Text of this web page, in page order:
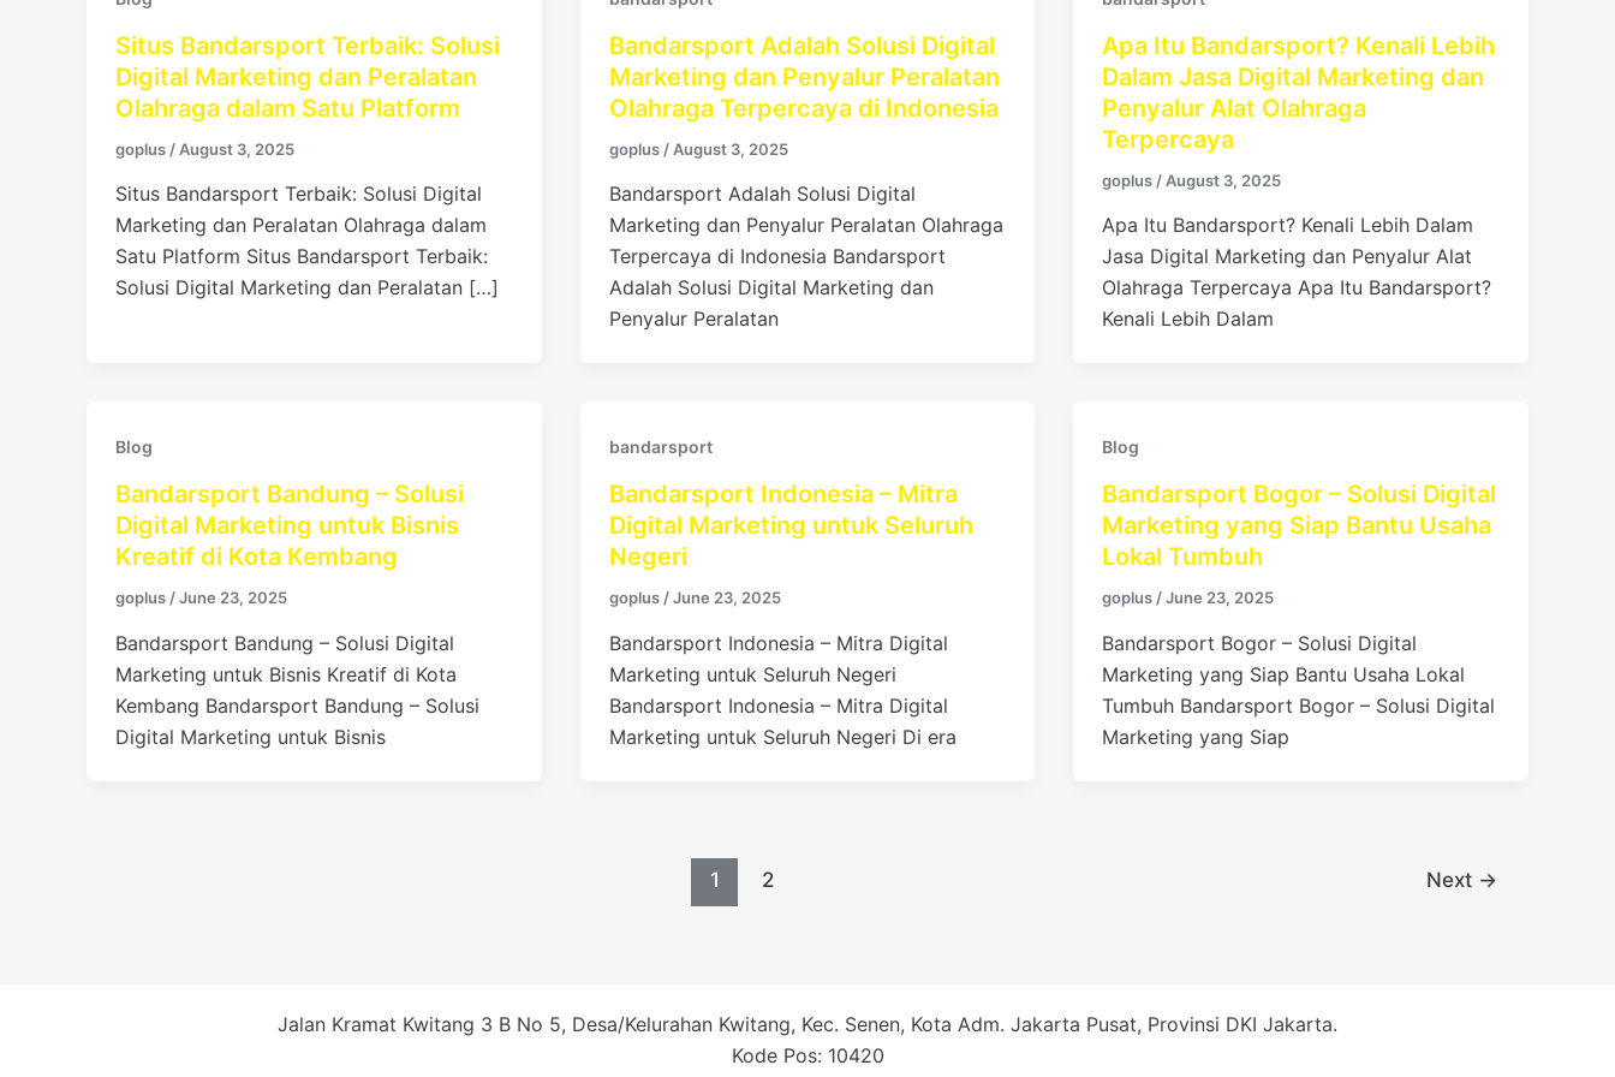
Situs Bandarsport Terbaik: Solusi
Digital Marketing dan Peralatan
Olahraga dalam Satu Platform
goplus / August 3, 2025
Situs Bandarsport Terbaik: Solusi Digital
Marketing dan Peralatan Olahraga dalam
Satu Platform Situs Bandarsport Terbaik:
Solusi Digital Marketing dan Peralatan […]
Bandarsport Adalah Solusi Digital
Marketing dan Penyalur Peralatan
Olahraga Terpercaya di Indonesia
goplus / August 3, 2025
Bandarsport Adalah Solusi Digital
Marketing dan Penyalur Peralatan Olahraga
Terpercaya di Indonesia Bandarsport
Adalah Solusi Digital Marketing dan
Penyalur Peralatan
Apa Itu Bandarsport? Kenali Lebih
Dalam Jasa Digital Marketing dan
Penyalur Alat Olahraga
Terpercaya
goplus / August 3, 2025
Apa Itu Bandarsport? Kenali Lebih Dalam
Jasa Digital Marketing dan Penyalur Alat
Olahraga Terpercaya Apa Itu Bandarsport?
Kenali Lebih Dalam
Blog
Bandarsport Bandung – Solusi
Digital Marketing untuk Bisnis
Kreatif di Kota Kembang
goplus /June 23, 2025
Bandarsport Bandung – Solusi Digital
Marketing untuk Bisnis Kreatif di Kota
Kembang Bandarsport Bandung – Solusi
Digital Marketing untuk Bisnis
bandarsport
Bandarsport Indonesia – Mitra
Digital Marketing untuk Seluruh
Negeri
goplus /June 23, 2025
Bandarsport Indonesia – Mitra Digital
Marketing untuk Seluruh Negeri
Bandarsport Indonesia – Mitra Digital
Marketing untuk Seluruh Negeri Di era
Blog
Bandarsport Bogor – Solusi Digital
Marketing yang Siap Bantu Usaha
Lokal Tumbuh
goplus /June 23, 2025
Bandarsport Bogor – Solusi Digital
Marketing yang Siap Bantu Usaha Lokal
Tumbuh Bandarsport Bogor – Solusi Digital
Marketing yang Siap
1 2 Next →
Jalan Kramat Kwitang 3 B No 5, Desa/Kelurahan Kwitang, Kec. Senen, Kota Adm. Jakarta Pusat, Provinsi DKI Jakarta.
Kode Pos: 10420